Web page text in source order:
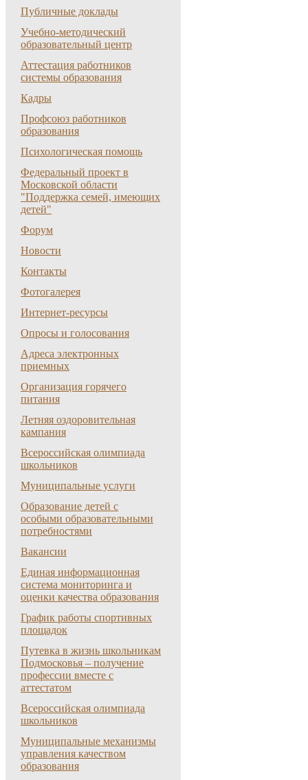
Публичные доклады
Учебно-методический
образовательный центр
Аттестация работников
системы образования
Кадры
Профсоюз работников
образования
Психологическая помощь
Федеральный проект в
Московской области
"Поддержка семей, имеющих
детей"
Форум
Новости
Контакты
Фотогалерея
Интернет-ресурсы
Опросы и голосования
Адреса электронных
приемных
Организация горячего
питания
Летняя оздоровительная
кампания
Всероссийская олимпиада
школьников
Муниципальные услуги
Образование детей с
особыми образовательными
потребностями
Вакансии
Единая информационная
система мониторинга и
оценки качества образования
График работы спортивных
площадок
Путевка в жизнь школьникам
Подмосковья – получение
профессии вместе с
аттестатом
Всероссийская олимпиада
школьников
Муниципальные механизмы
управления качеством
образования